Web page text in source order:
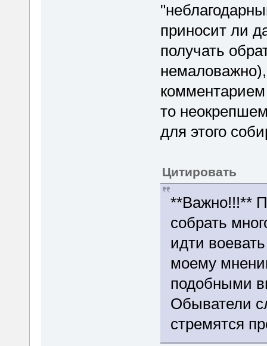
приносит ли
получать
то
для этого
Цитировать
**Важно!!!**
собрать
идти
моему
подобными
Обыватели
стремятся